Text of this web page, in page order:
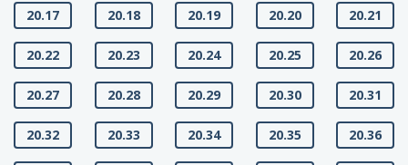
20.17 20.18 20.19 20.20 20.21
20.22 20.23 20.24 20.25 20.26
20.27 20.28 20.29 20.30 20.31
20.32 20.33 20.34 20.35 20.36